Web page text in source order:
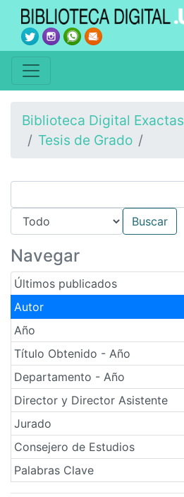
Biblioteca Digital Exactas
Tesis de Grado
Navegar
Últimos publicados
Autor
Año
Título Obtenido - Año
Departamento - Año
Director y Director Asistente
Jurado
Consejero de Estudios
Palabras Clave